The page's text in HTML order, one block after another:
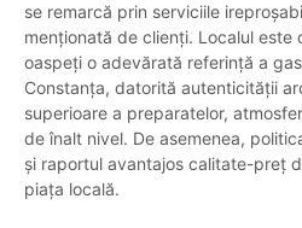
se remarcă prin serviciile
menționată de clienți. Localul este
oaspeți o adevărată referință a
Constanța, datorită autenticității
superioare a preparatelor,
de înalt nivel. De asemenea,
și raportul avantajos calitate-preț
piața locală.